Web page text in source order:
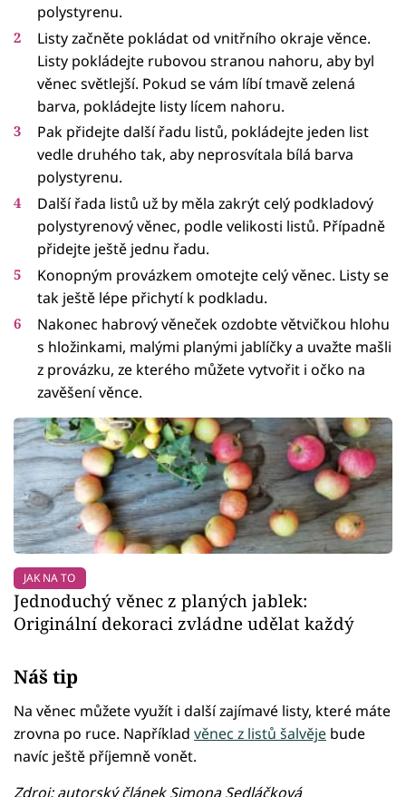
polystyrenu.
Listy začněte pokládat od vnitřního okraje věnce.
Listy pokládejte rubovou stranou nahoru, aby byl
věnec světlejší. Pokud se vám líbí tmavě zelená
barva, pokládejte listy lícem nahoru.
Pak přidejte další řadu listů, pokládejte jeden list
vedle druhého tak, aby neprosvítala bílá barva
polystyrenu.
Další řada listů už by měla zakrýt celý podkladový
polystyrenový věnec, podle velikosti listů. Případně
přidejte ještě jednu řadu.
Konopným provázkem omotejte celý věnec. Listy se
tak ještě lépe přichytí k podkladu.
Nakonec habrový věneček ozdobte větvičkou hlohu
s hložinkami, malými planými jablíčky a uvažte mašli
z provázku, ze kterého můžete vytvořit i očko na
zavěšení věnce.
JAK NA TO
Jednoduchý věnec z planých jablek:
Originální dekoraci zvládne udělat každý
Náš tip
Na věnec můžete využít i další zajímavé listy, které máte
zrovna po ruce. Například věnec z listů šalvěje bude
navíc ještě příjemně vonět.
Zdroj: autorský článek Simona Sedláčková